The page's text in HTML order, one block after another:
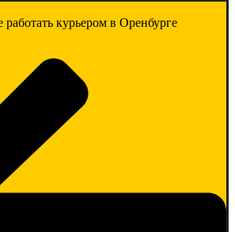
работать курьером в Оренбурге